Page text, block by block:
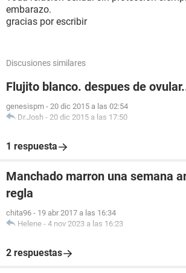
embarazo.
gracias por escribir
Discusiones similares
Flujito blanco. despues de
genesispm - 20 dic 2015 a las 02:54
Dr.Josh - 20 dic 2015 a las 17:50
1 respuesta
Manchado marron una semana
regla
chita96 - 19 abr 2017 a las 16:34
Helene - 4 nov 2023 a las 16:23
2 respuestas